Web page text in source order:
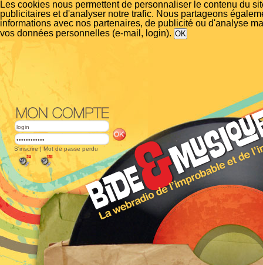
Les cookies nous permettent de personnaliser le contenu du
publicitaires et d'analyser notre trafic. Nous partageons
informations avec nos partenaires, de publicité ou d'analyse
vos données personnelles (e-mail, login).
S'inscrire | Mot de passe perdu